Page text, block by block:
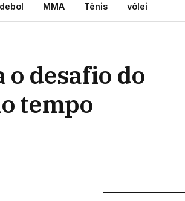
MMA Tênis vôlei
o desafio do
tempo